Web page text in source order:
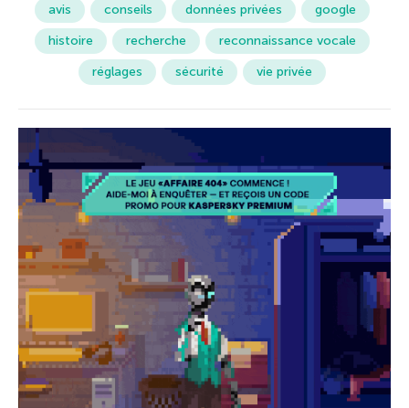
avis conseils données privées
google
histoire
recherche
reconnaissance vocale
réglages
sécurité vie privée